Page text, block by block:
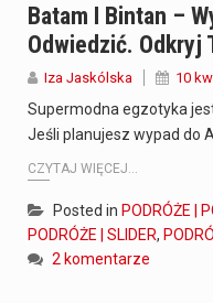
Batam I Bintan –
Odwiedzić. Odkryj
Iza Jaskólska 10
Supermodna egzotyka
Jeśli planujesz wypad do
CZYTAJ WIĘCEJ...
Posted in PODRÓŻE |
PODRÓŻE | SLIDER,
2 komentarze